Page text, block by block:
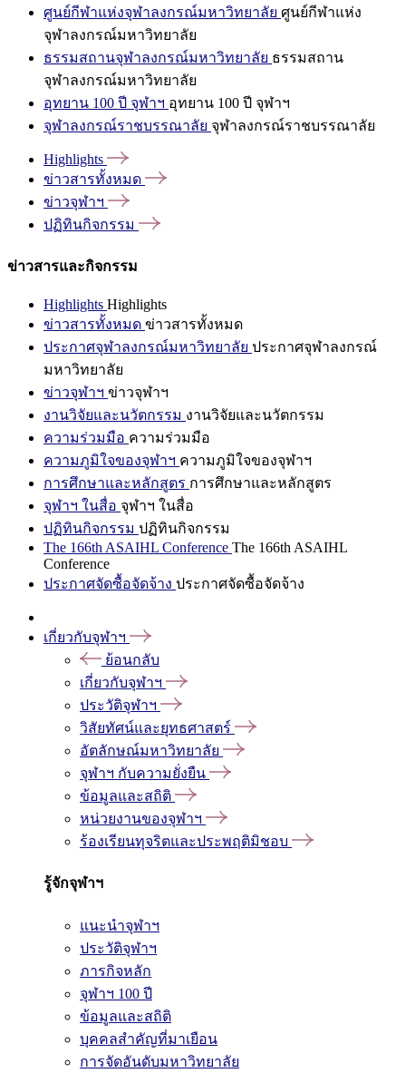
ศูนย์กีฬาแห่งจุฬาลงกรณ์มหาวิทยาลัย ศูนย์กีฬาแห่ง
จุฬาลงกรณ์มหาวิทยาลัย
ธรรมสถานจุฬาลงกรณ์มหาวิทยาลัย ธรรมสถาน
จุฬาลงกรณ์มหาวิทยาลัย
อุทยาน 100 ปี จุฬาฯ อุทยาน 100 ปี จุฬาฯ
จุฬาลงกรณ์ราชบรรณาลัย จุฬาลงกรณ์ราชบรรณาลัย
Highlights
ข่าวสารทั้งหมด
ข่าวจุฬาฯ
ปฏิทินกิจกรรม
ข่าวสารและกิจกรรม
Highlights Highlights
ข่าวสารทั้งหมด ข่าวสารทั้งหมด
ประกาศจุฬาลงกรณ์มหาวิทยาลัย ประกาศจุฬาลงกรณ์
มหาวิทยาลัย
ข่าวจุฬาฯ ข่าวจุฬาฯ
งานวิจัยและนวัตกรรม งานวิจัยและนวัตกรรม
ความร่วมมือ ความร่วมมือ
ความภูมิใจของจุฬาฯ ความภูมิใจของจุฬาฯ
การศึกษาและหลักสูตร การศึกษาและหลักสูตร
จุฬาฯ ในสื่อ จุฬาฯ ในสื่อ
ปฏิทินกิจกรรม ปฏิทินกิจกรรม
The 166th ASAIHL Conference The 166th ASAIHL
Conference
ประกาศจัดซื้อจัดจ้าง ประกาศจัดซื้อจัดจ้าง
เกี่ยวกับจุฬาฯ
ย้อนกลับ
เกี่ยวกับจุฬาฯ
ประวัติจุฬาฯ
วิสัยทัศน์และยุทธศาสตร์
อัตลักษณ์มหาวิทยาลัย
จุฬาฯ กับความยั่งยืน
ข้อมูลและสถิติ
หน่วยงานของจุฬาฯ
ร้องเรียนทุจริตและประพฤติมิชอบ
รู้จักจุฬาฯ
แนะนำจุฬาฯ
ประวัติจุฬาฯ
ภารกิจหลัก
จุฬาฯ 100 ปี
ข้อมูลและสถิติ
บุคคลสำคัญที่มาเยือน
การจัดอันดับมหาวิทยาลัย